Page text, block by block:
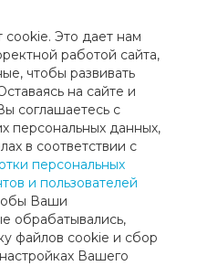
cookie. Это дает нам
работой сайта,
чтобы развивать
на сайте и
соглашаетесь с
персональных данных,
в соответствии с
персональных
и пользователей
Ваши
обрабатывались,
файлов cookie и сбор
Вашего
с победой на ТВД
имени Н.Н. Озерова", г.